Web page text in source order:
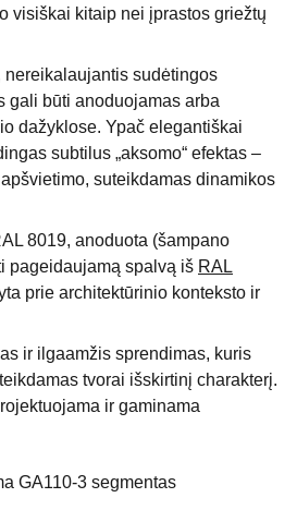
visiškai kitaip nei įprastos griežtų
sudėtingos
gali būti anoduojamas arba
dažyklose. Ypač elegantiškai
subtilus „aksomo“ efektas –
suteikdamas dinamikos
8019, anoduota (šampano
pageidaujamą spalvą iš RAL
prie architektūrinio konteksto ir
ir ilgaamžis sprendimas, kuris
tvorai išskirtinį charakterį.
ir gaminama
GA110-3 segmentas